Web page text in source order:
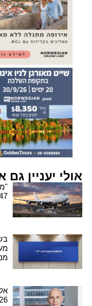
אולי יעניין
747 טעה ביעד
2026 עם רווח